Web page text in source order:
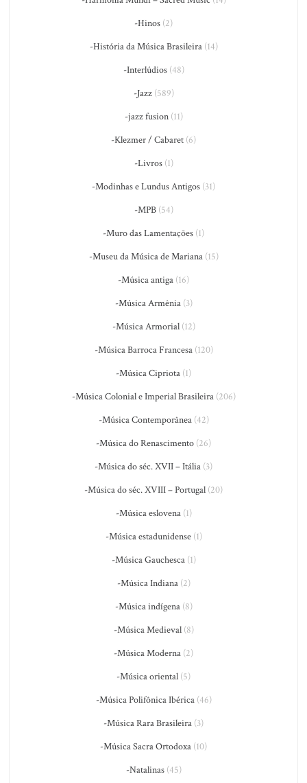
-Hinos (2)
-História da Música Brasileira(14)
-Interlúdios(48)
-Jazz(589)
-jazz fusion(11)
-Klezmer / Cabaret (6)
-Livros(1)
-Modinhas e Lundus Antigos (31)
-MPB(54)
-Muro das Lamentações (1)
-Museu da Música de Mariana(15)
-Música antiga (16)
-Música Armênia(3)
-Música Armorial(12)
-Música Barroca Francesa(120)
-Música Cipriota (1)
-Música Colonial e Imperial Brasileira(206)
-Música Contemporânea(42)
-Música do Renascimento (26)
-Música do séc. XVII – Itália (3)
-Música do séc. XVIII – Portugal (20)
-Música eslovena(1)
-Música estadunidense(1)
-Música Gauchesca(1)
-Música Indiana(2)
-Música indígena(8)
-Música Medieval(8)
-Música Moderna (2)
-Música oriental (5)
-Música Polifônica Ibérica(46)
-Música Rara Brasileira (3)
-Música Sacra Ortodoxa (10)
-Natalinas(45)